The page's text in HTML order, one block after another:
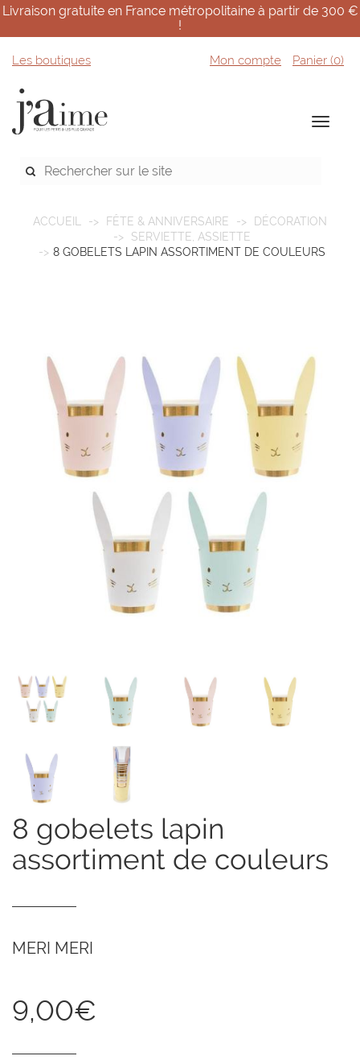
Livraison gratuite en France métropolitaine à partir de 300 €
!
Les boutiques Mon compte Panier (0)
ACCUEIL FÊTE & ANNIVERSAIRE
DÉCORATION
SERVIETTE, ASSIETTE
8 GOBELETS LAPIN ASSORTIMENT DE COULEURS
8 gobelets lapin
assortiment de couleurs
MERI MERI
9,00€